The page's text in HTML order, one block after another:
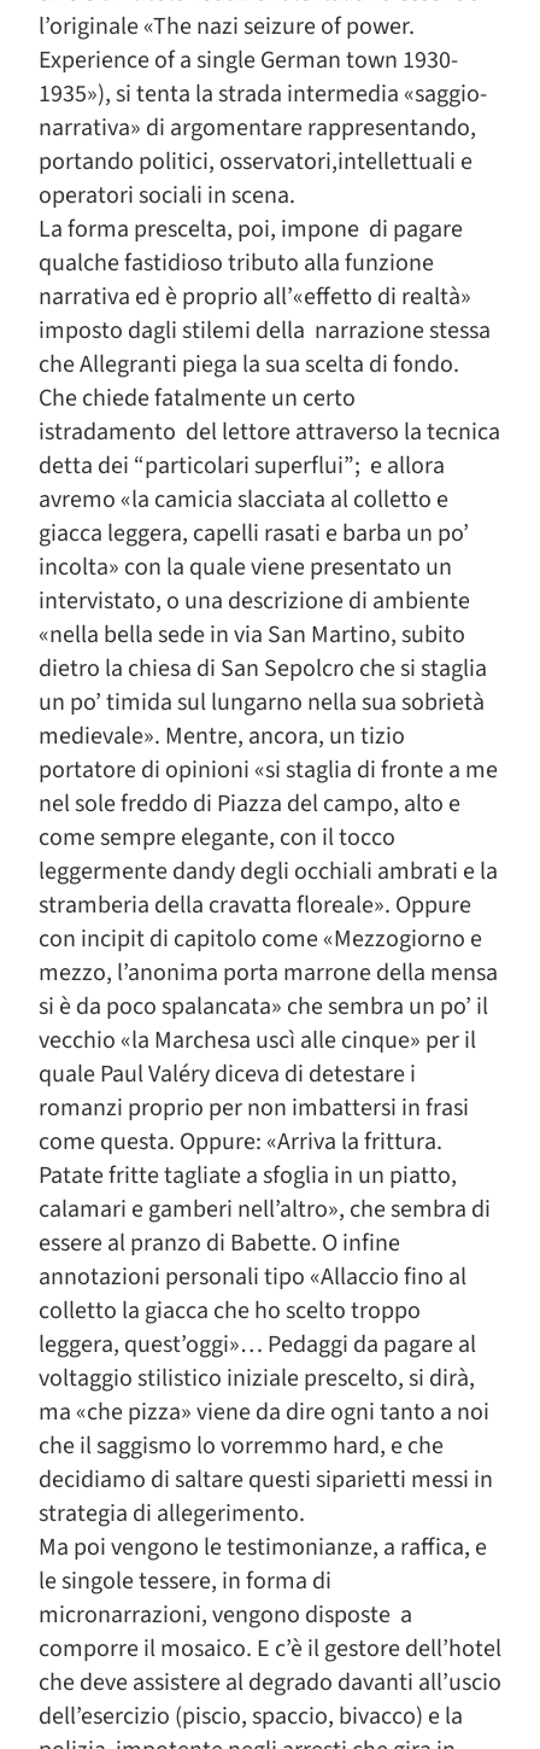
l’originale «The nazi seizure of power.
Experience of a single German town 1930-
1935»), si tenta la strada intermedia «saggio-
narrativa» di argomentare rappresentando,
portando politici, osservatori,intellettuali e
operatori sociali in scena.
La forma prescelta, poi, impone di pagare
qualche fastidioso tributo alla funzione
narrativa ed è proprio all’«effetto di realtà»
imposto dagli stilemi della narrazione stessa
che Allegranti piega la sua scelta di fondo.
Che chiede fatalmente un certo
istradamento del lettore attraverso la tecnica
detta dei “particolari superflui”; e allora
avremo «la camicia slacciata al colletto e
giacca leggera, capelli rasati e barba un po’
incolta» con la quale viene presentato un
intervistato, o una descrizione di ambiente
«nella bella sede in via San Martino, subito
dietro la chiesa di San Sepolcro che si staglia
un po’ timida sul lungarno nella sua sobrietà
medievale». Mentre, ancora, un tizio
portatore di opinioni «si staglia di fronte a me
nel sole freddo di Piazza del campo, alto e
come sempre elegante, con il tocco
leggermente dandy degli occhiali ambrati e la
stramberia della cravatta floreale». Oppure
con incipit di capitolo come «Mezzogiorno e
mezzo, l’anonima porta marrone della mensa
si è da poco spalancata» che sembra un po’ il
vecchio «la Marchesa uscì alle cinque» per il
quale Paul Valéry diceva di detestare i
romanzi proprio per non imbattersi in frasi
come questa. Oppure: «Arriva la frittura.
Patate fritte tagliate a sfoglia in un piatto,
calamari e gamberi nell’altro», che sembra di
essere al pranzo di Babette. O infine
annotazioni personali tipo «Allaccio fino al
colletto la giacca che ho scelto troppo
leggera, quest’oggi»… Pedaggi da pagare al
voltaggio stilistico iniziale prescelto, si dirà,
ma «che pizza» viene da dire ogni tanto a noi
che il saggismo lo vorremmo hard, e che
decidiamo di saltare questi siparietti messi in
strategia di allegerimento.
Ma poi vengono le testimonianze, a raffica, e
le singole tessere, in forma di
micronarrazioni, vengono disposte a
comporre il mosaico. E c’è il gestore dell’hotel
che deve assistere al degrado davanti all’uscio
dell’esercizio (piscio, spaccio, bivacco) e la